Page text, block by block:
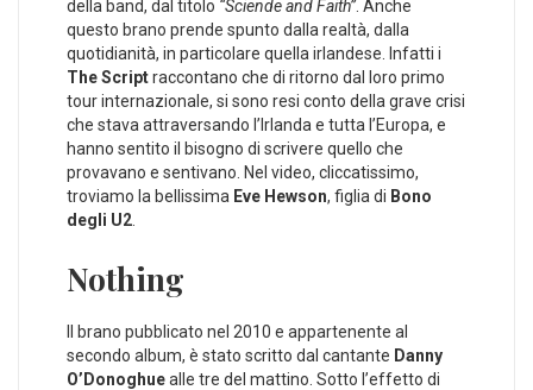
della band, dal titolo “Sciende and Faith”. Anche
questo brano prende spunto dalla realtà, dalla
quotidianità, in particolare quella irlandese. Infatti i
The Scriptraccontano che di ritorno dal loro primo
tour internazionale, si sono resi conto della grave crisi
che stava attraversando l’Irlanda e tutta l’Europa, e
hanno sentito il bisogno di scrivere quello che
provavano e sentivano. Nel video, cliccatissimo,
troviamo la bellissima Eve Hewson, figlia di Bono
degli U2
Nothing
Il brano pubblicato nel 2010 e appartenente al
secondo album, è stato scritto dal cantante Danny
O’Donoghuealle tre del mattino. Sotto l’effetto di